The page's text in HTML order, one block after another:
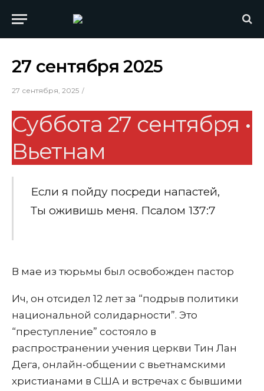
27 сентября 2025
27 сентября, 2025
Суббота 27 сентября •
Вьетнам
Если я пойду посреди напастей,
Ты оживишь меня. Псалом 137:7
В мае из тюрьмы был освобожден пастор
Ич, он отсидел 12 лет за “подрыв политики
национальной солидарности”. Это
“преступление” состояло в
распространении учения церкви Тин Лан
Дега, онлайн-общении с вьетнамскими
христианами в США и встречах с бывшими